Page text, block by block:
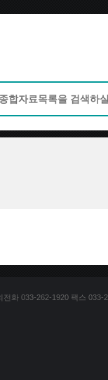
화 033-262-1920 팩스 033-